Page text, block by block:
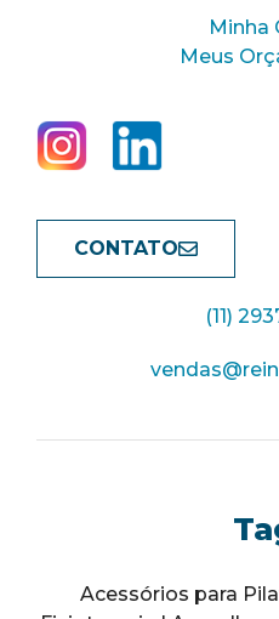
Minha
Meus
CONTATO
(11)
Acessórios para